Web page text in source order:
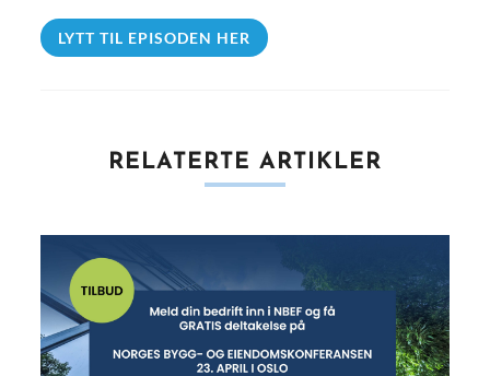
LYTT TIL EPISODEN HER
RELATERTE ARTIKLER